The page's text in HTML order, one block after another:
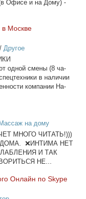
и на До­му) -
в Москве
Другое
од­ной сме­ны (8 ча­
в на­ли­чии
ком­па­нии На­
Массаж на дому
МНОГО ЧИТАТЬ!)))
❌ИНТИМА НЕТ
И ТАК
НЕ...
Он­лайн по Skype